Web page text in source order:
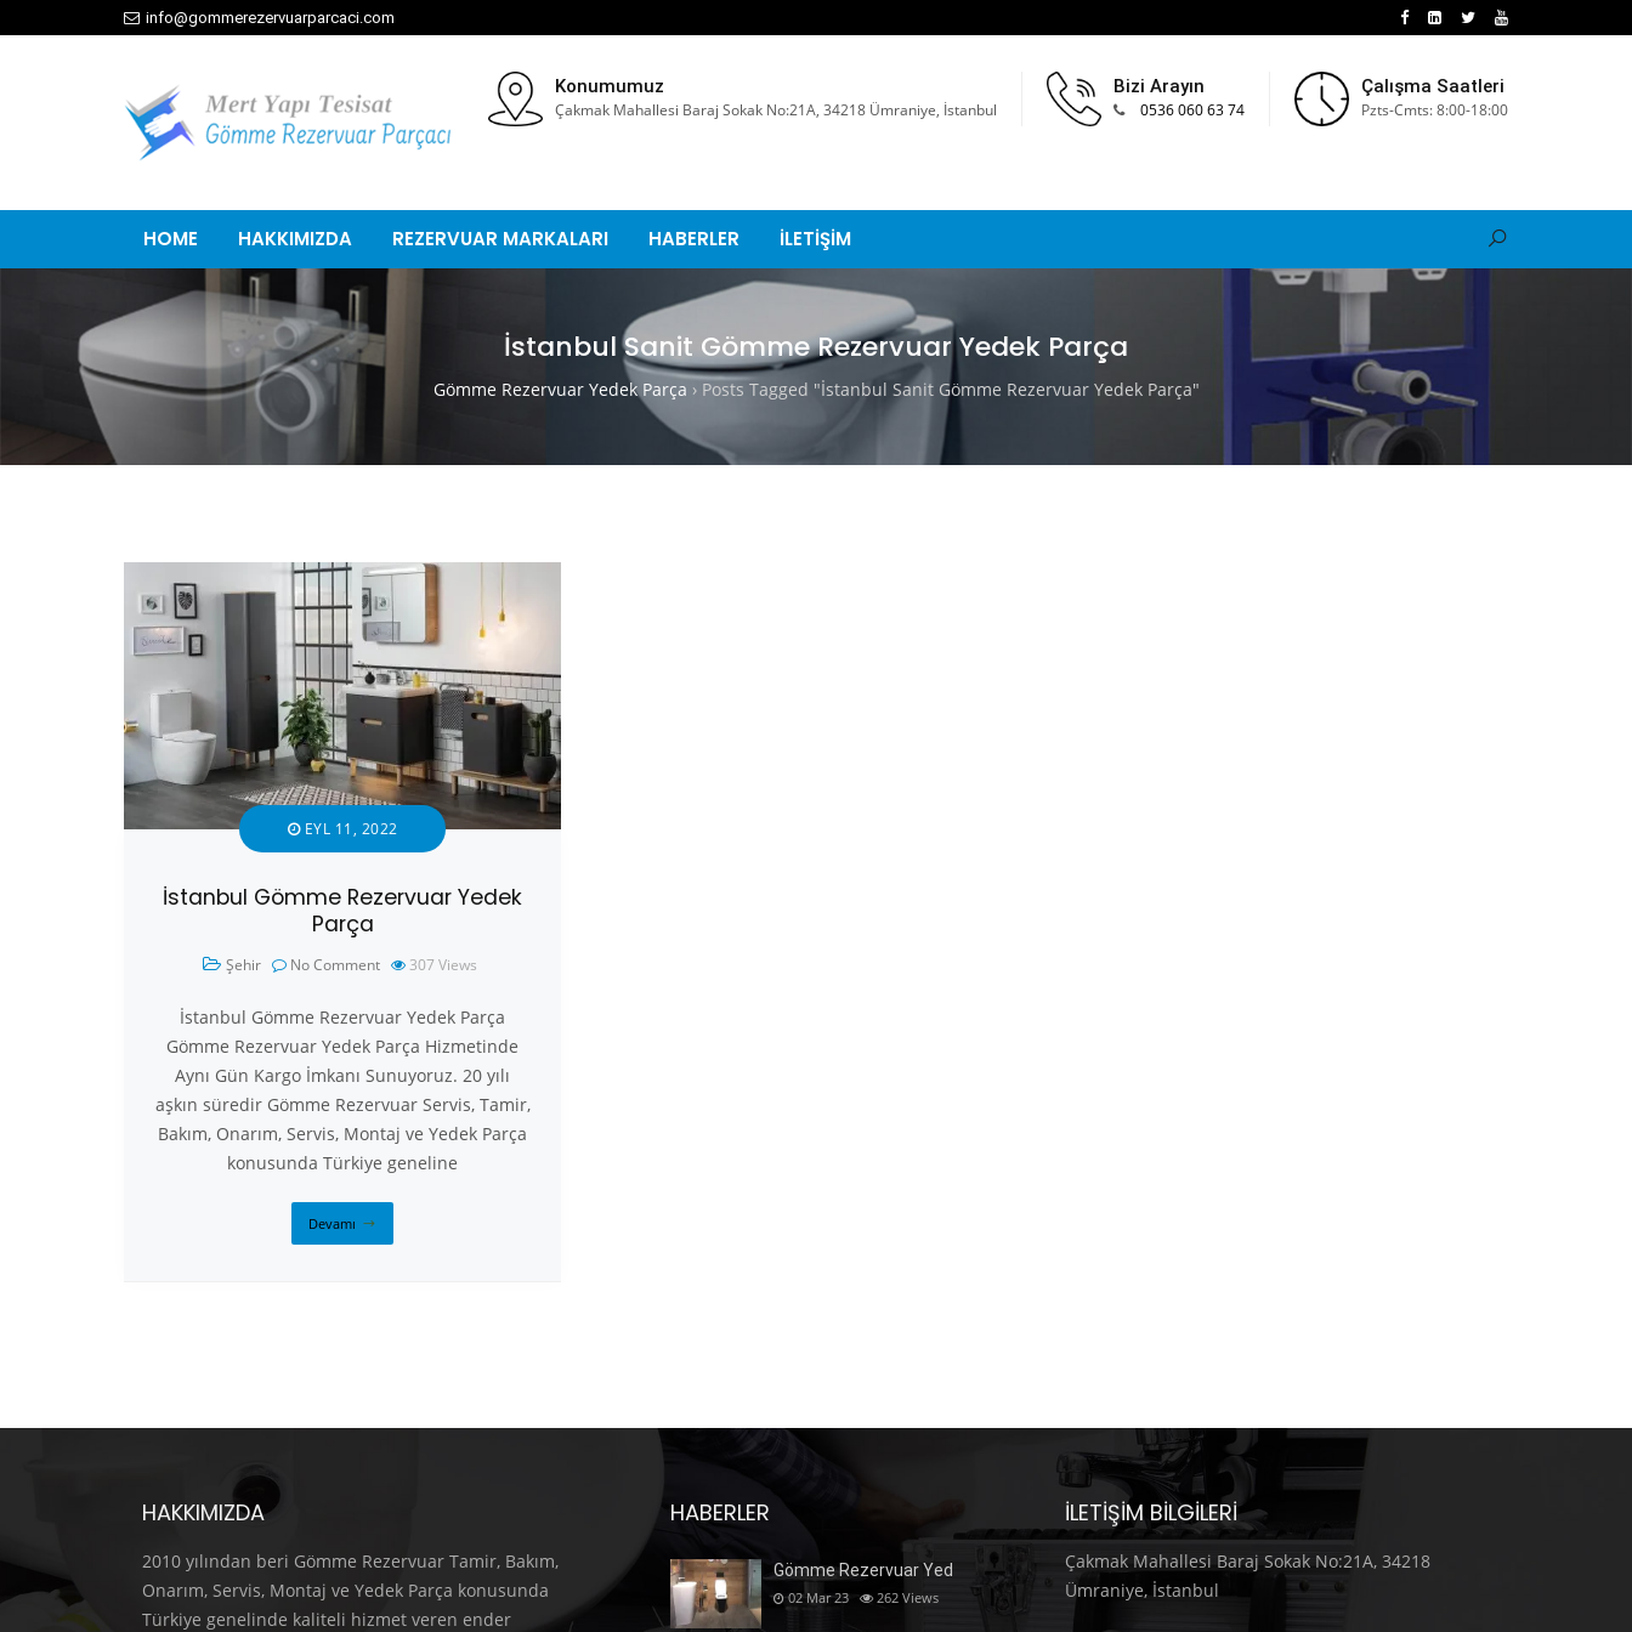
info@gommerezervuarparcaci.com
Konumumuz
Çakmak Mahallesi Baraj Sokak No:21A, 34218 Ümraniye, İstanbul
Bizi Arayın
0536 060 63 74
Çalışma Saatleri
Pzts-Cmts: 8:00-18:00
HOME HAKKIMIZDA REZERVUAR MARKALARI HABERLER İLETİŞİM
İstanbul Sanit Gömme Rezervuar Yedek Parça
Gömme Rezervuar Yedek Parça › Posts Tagged "İstanbul Sanit Gömme Rezervuar Yedek Parça"
EYL 11, 2022
İstanbul Gömme Rezervuar Yedek
Parça
Şehir No Comment 307 Views
İstanbul Gömme Rezervuar Yedek Parça
Gömme Rezervuar Yedek Parça Hizmetinde
Aynı Gün Kargo İmkanı Sunuyoruz. 20 yılı
aşkın süredir Gömme Rezervuar Servis, Tamir,
Bakım, Onarım, Servis, Montaj ve Yedek Parça
konusunda Türkiye geneline
Devamı
HAKKIMIZDA
2010 yılından beri Gömme Rezervuar Tamir, Bakım,
Onarım, Servis, Montaj ve Yedek Parça konusunda
Türkiye genelinde kaliteli hizmet veren ender
HABERLER
Gömme Rezervuar Yed
02 Mar 23 262 Views
İLETIŞIM BILGILERI
Çakmak Mahallesi Baraj Sokak No:21A, 34218
Ümraniye, İstanbul